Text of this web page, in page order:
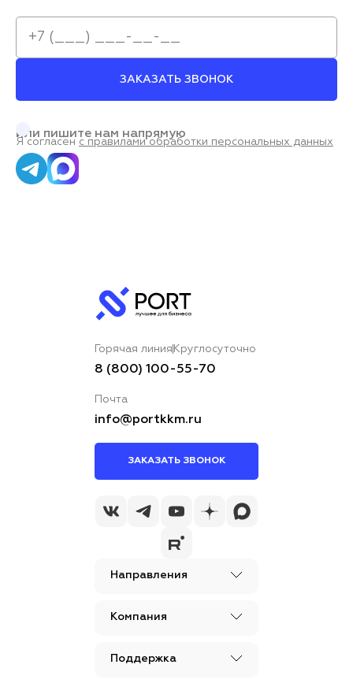
ЗАКАЗАТЬ ЗВОНОК
Я согласен с правилами обработки персональных данных
или пишите нам напрямую
Направления
Компания
Поддержка
Горячая линия Круглосуточно
8 (800) 100-55-70
Почта
info@portkkm.ru
ЗАКАЗАТЬ ЗВОНОК